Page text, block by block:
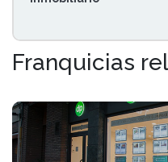
Franquicias